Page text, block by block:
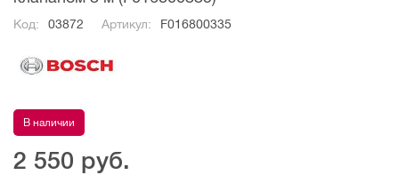
Код: 03872 Артикул: F016800335
В наличии
2 550 руб.